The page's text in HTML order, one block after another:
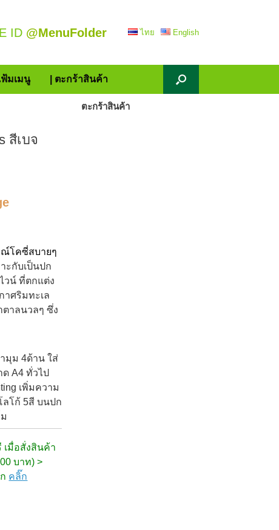
ID @MenuFolder ไทย English
มเมนู | ตะกร้าสินค้า
สีเบจ
โคซี่สบายๆ
ะกับเป็นปก
วน์ ที่ตกแต่ง
าศริมทะเล
ตาลนวลๆ ซึ่ง
มุม 4ด้าน ใส่
A4 ทั่วไป
เพิ่มความ
โก้ 5สี บนปก
เมื่อสั่งสินค้า
บาท) >
คลิ๊ก
ตะกร้าสินค้า